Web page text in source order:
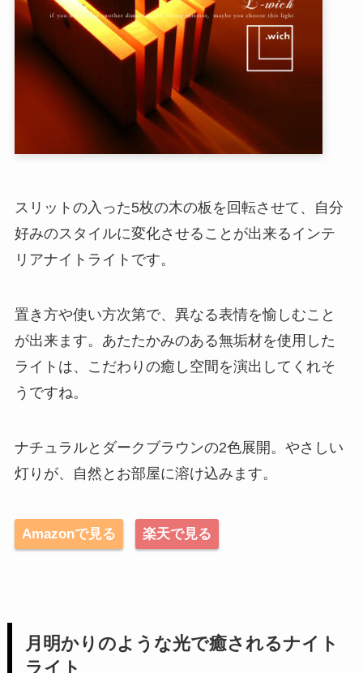
スリットの入った5枚の木の板を回転させて、自分
好みのスタイルに変化させることが出来るインテ
リアナイトライトです。
置き方や使い方次第で、異なる表情を愉しむこと
が出来ます。あたたかみのある無垢材を使用した
ライトは、こだわりの癒し空間を演出してくれそ
うですね。
ナチュラルとダークブラウンの2色展開。やさしい
灯りが、自然とお部屋に溶け込みます。
Amazonで見る 楽天で見る
月明かりのような光で癒されるナイト
ライト